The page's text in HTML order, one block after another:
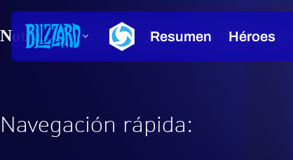
Notas del parche de Heroes of the
Navegación rápida: